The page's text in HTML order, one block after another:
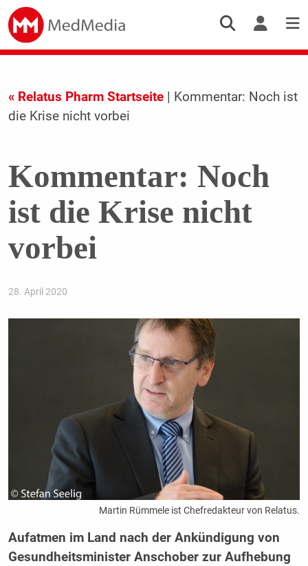
« Relatus Pharm Startseite| Kommentar: Noch ist
die Krise nicht vorbei
Kommentar: Noch
ist die Krise nicht
vorbei
28. April 2020
Martin Rümmele ist Chefredakteur von Relatus.
Aufatmen im Land nach der Ankündigung von
Gesundheitsminister Anschober zur Aufhebung